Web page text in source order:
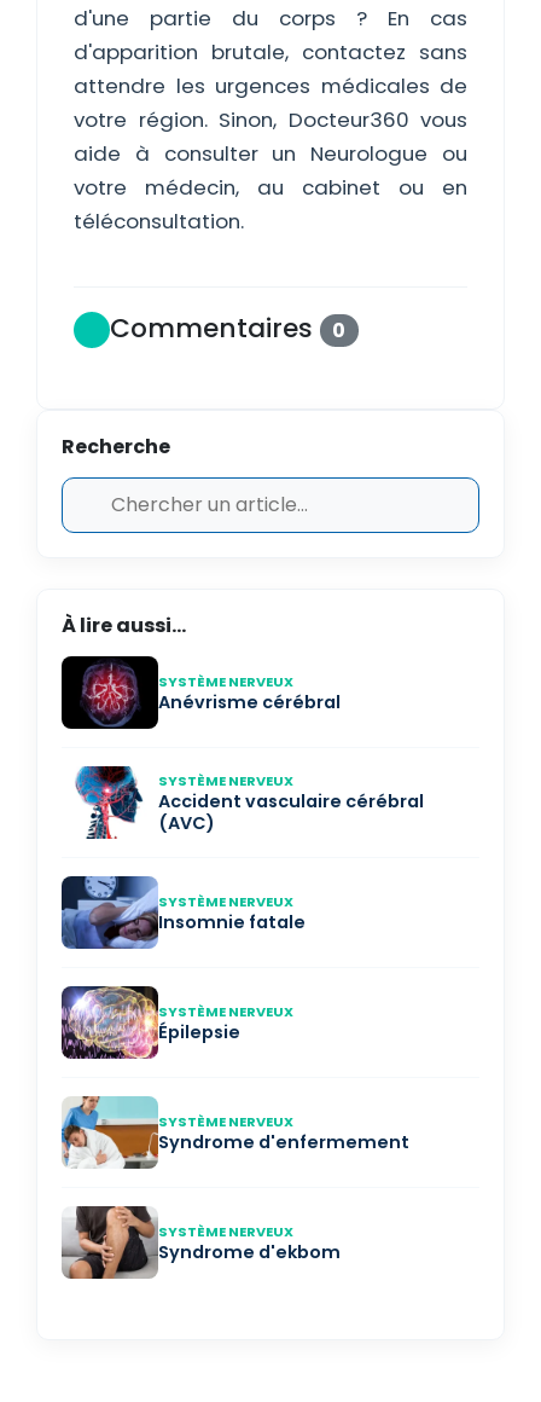
d'une partie du corps ? En cas
d'apparition brutale, contactez sans
attendre les urgences médicales de
votre région. Sinon, Docteur360 vous
aide à consulter un Neurologue ou
votre médecin, au cabinet ou en
téléconsultation.
Commentaires 0
Recherche
À lire aussi...
SYSTÈME NERVEUX
Anévrisme cérébral
SYSTÈME NERVEUX
Accident vasculaire cérébral
(AVC)
SYSTÈME NERVEUX
Insomnie fatale
SYSTÈME NERVEUX
Épilepsie
SYSTÈME NERVEUX
Syndrome d'enfermement
SYSTÈME NERVEUX
Syndrome d'ekbom